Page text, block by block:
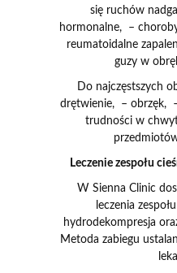
się ruchów
hormonalne, –
reumatoidalne
guzy w
Do najczęstszych
drętwienie, – obrzęk,
trudności w
Leczenie zespołu
W Sienna Clinic
leczenia
hydrodekompresja
Metoda zabiegu